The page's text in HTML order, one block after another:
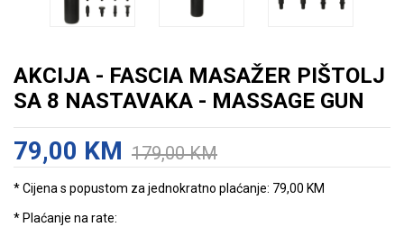
AKCIJA - FASCIA MASAŽER PIŠTOLJ
SA 8 NASTAVAKA - MASSAGE GUN
79,00 KM 179,00 KM
* Cijena s popustom za jednokratno plaćanje: 79,00 KM
* Plaćanje na rate: